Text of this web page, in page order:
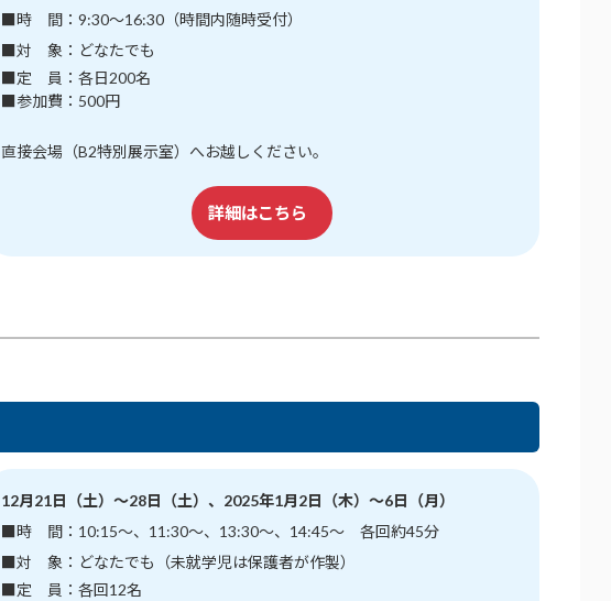
■時 間：9:30～16:30（時間内随時受付）
■対 象：どなたでも
■定 員：各日200名
■参加費：500円
直接会場（B2特別展示室）へお越しください。
詳細はこちら
12月21日（土）～28日（土）、2025年1月2日（木）～6日（月）
■時 間：10:15～、11:30～、13:30～、14:45～ 各回約45分
■対 象：どなたでも（未就学児は保護者が作製）
■定 員：各回12名